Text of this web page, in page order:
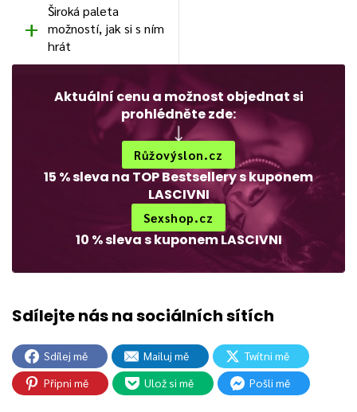
Široká paleta
možností, jak si s ním
hrát
Aktuální cenu a možnost objednat si
prohlédněte zde:
Růžovýslon.cz
15 % sleva na TOP Bestsellery s kuponem
LASCIVNI
Sexshop.cz
10 % sleva s kuponem LASCIVNI
Sdílej mě Mailuj mě
Twítni mě
Připni mě
Ulož si mě Pošli mě